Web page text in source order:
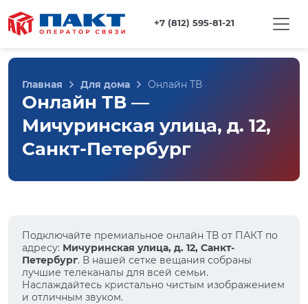
+7 (812) 595-81-21
Главная Для дома Онлайн ТВ
Онлайн ТВ —
Мичуринская улица, д. 12,
Санкт-Петербург
Подключайте премиальное онлайн ТВ от ПАКТ по
адресу: Мичуринская улица, д. 12, Санкт-
Петербург. В нашей сетке вещания собраны
лучшие телеканалы для всей семьи.
Наслаждайтесь кристально чистым изображением
и отличным звуком.